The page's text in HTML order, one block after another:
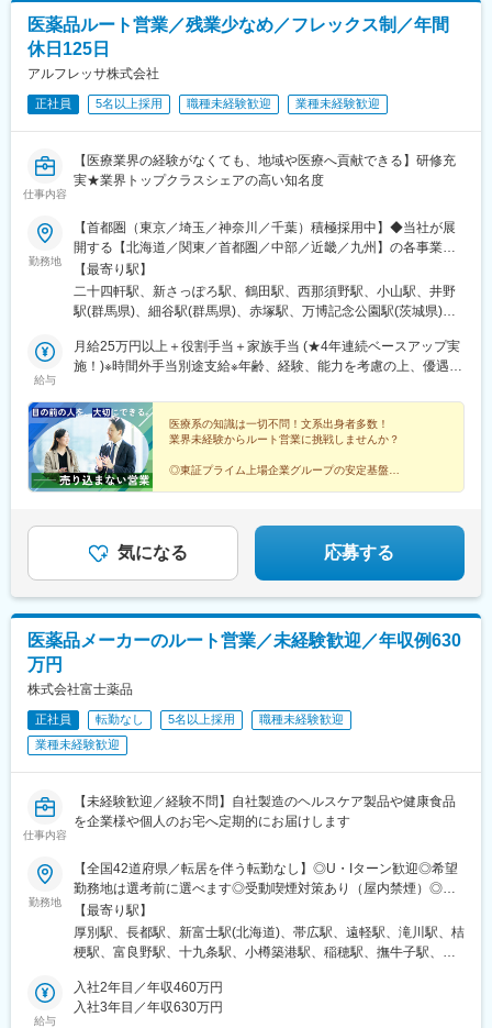
されます。
■当社について：
当社は、米国Selleck Chemicalsの日本法人として2016年に設
立。医科系大学や公的研究機関、製薬企業を中心に日本全国へ製
品を提供し、50以上の販売代理店ネットワークを構築していま
究領域を支える役割を担っています。
ごとで開催されており継続的にフォローをする体制も整っている
他、社風としても社員同士で助け合う風土がありますので業界未
経験であってもご安心ください。
■組織構成：
営業は4部門に分かれていますが、今回は脳神経外科製品（電気メ
ス、圧可変式シャントバルブ等）の担当となります。
■同社の魅力
【幅広い商品群】
開発、販売の歴史を持つ人工呼吸器のみならず、急性期領域、在
宅ケア、手術室設備、外科系製品、産婦人科製品など、幅広い商
【日系×世界展開の医療機器企業】
日本における最先端医療機器の輸入商社として国内トップシェア
の製品を持ち、海外グループ会社による世界規模(アメリカ、フラ
ンス、イタリア、スイス等)の事業展開を行なっています。社会貢
献性が高く、安定している医療業界かつ日本の歴史あるグローバ
と考えています。
【商社、メーカー双方の機能が強み】
社グループメーカーによる製品開発・製造にも積極的に取り組ん
でいるほか、現場の声を生かしたOEMブランド「tkbシリーズ」も
展開しています。
変更の範囲：会社の定める業務
医薬品ルート営業／残業少なめ／フレックス制／年間
休日125日
アルフレッサ株式会社
正社員 5名以上採用 職種未経験歓迎 業種未経験歓迎
仕事内容
【医療業界の経験がなくても、地域や医療へ貢献できる】研修充
実★業界トップクラスシェアの高い知名度
勤務地
【首都圏（東京／埼玉／神奈川／千葉）積極採用中】◆当社が展
開する【北海道／関東／首都圏／中部／近畿／九州】の各事業所
へご希望を考慮した上で配属となります。【北海道】北海道【関
東】栃木／群馬／茨城／長野／山梨／新潟【首都圏】東京／埼玉
／神奈川／千葉★積極採用エリア【中部】静岡／愛知／三重／岐
／長崎／熊本／大分／宮崎／鹿児島各事業所の詳細については、
弊社HPよりご確認ください※「企業情報」→「拠点」よりご確認
の就労はありません)
【最寄り駅】
二十四軒駅、新さっぽろ駅、鶴田駅、西那須野駅、小山駅、井野
駅(群馬県)、細谷駅(群馬県)、赤塚駅、万博記念公園駅(茨城県)、
駅、寺尾駅、宮内駅(新潟県)、直江津駅、小川町駅(東京都)、江戸
川橋駅、竹ノ塚駅、小村井駅、井荻駅、志村三丁目駅、学芸大学
台駅(東京都)、北戸田駅、南越谷駅、久喜駅、加茂宮駅、新座駅、
航空公園駅、南古谷駅、ソシオ流通センター駅、三ツ沢上町駅、
並木中央駅、踊場駅、江田駅(神奈川県)、元住吉駅、原当麻駅、社
家駅、藤沢本町駅、井細田駅、県立大学駅、平塚駅、千葉寺駅、
佐倉駅、旭駅(千葉県)、木更津駅、館山駅、茂原駅、東船橋駅、小
駅、掛川市役所前駅、焼津駅、黒川駅(愛知県)、小本駅(愛知県)、
奥町駅、赤池駅(愛知県)、西岡崎駅、牛久保駅、住吉町駅、竹下
駅、西舞鶴駅、天神橋筋六丁目駅、玉出駅、久宝寺駅、茨木駅、
門真市駅、交野市駅、鳳駅、青木駅、総合運動公園駅、武庫之荘
帯解駅、耳成駅、日前宮駅、紀伊新庄駅、新宮駅、尾鷲駅、高茶
屋駅、中川原駅、四十九駅、手力駅、東大垣駅、小泉駅、高山
駅、琴似駅(札幌市営)、淡路町駅、新桜台駅、新越谷駅、東宮原
駅、幸浦駅、緑町駅、堀ノ内駅、蘇我駅、清水駅(愛知県)、烏森
(鹿児島県)
給与
月給25万円以上＋役割手当＋家族手当 (★4年連続ベースアップ実
施！)※時間外手当別途支給※年齢、経験、能力を考慮の上、優遇し
医療系の知識は一切不問！文系出身者多数！
業界未経験からルート営業に挑戦しませんか？
◎東証プライム上場企業グループの安定基盤
気になる 応募する
医薬品メーカーのルート営業／未経験歓迎／年収例630
万円
株式会社富士薬品
正社員 転勤なし 5名以上採用
職種未経験歓迎
業種未経験歓迎
仕事内容
【未経験歓迎／経験不問】自社製造のヘルスケア製品や健康食品
を企業様や個人のお宅へ定期的にお届けします
勤務地
【全国42道府県／転居を伴う転勤なし】◎U・Iターン歓迎◎希望
勤務地は選考前に選べます◎受動喫煙対策あり（屋内禁煙）◎オ
ンライン面接実施中■北海道・東北北海道／青森／岩手／秋田／山
形／福島■関東茨城／栃木／群馬／神奈川／埼玉／千葉■北陸・甲
信越新潟／富山／石川／福井／長野／山梨■東海静岡／愛知／三重
広島／島根／岡山／山口／徳島／愛媛／香川■九州・沖縄福岡／大
分／宮崎／鹿児島／熊本／長崎／沖縄＜オンライン面接実施中＞
【最寄り駅】
厚別駅、長都駅、新富士駅(北海道)、帯広駅、遠軽駅、滝川駅、桔
梗駅、富良野駅、十九条駅、小樽築港駅、稲穂駅、撫牛子駅、羽
鹿島神宮駅、大宝駅、土浦駅、後台駅、黒磯駅、上今市駅、渋川
駅、太田駅(群馬県)、大森台駅、青堀駅、南与野駅、武蔵高萩駅、
給与
入社2年目／年収460万円
入社3年目／年収630万円